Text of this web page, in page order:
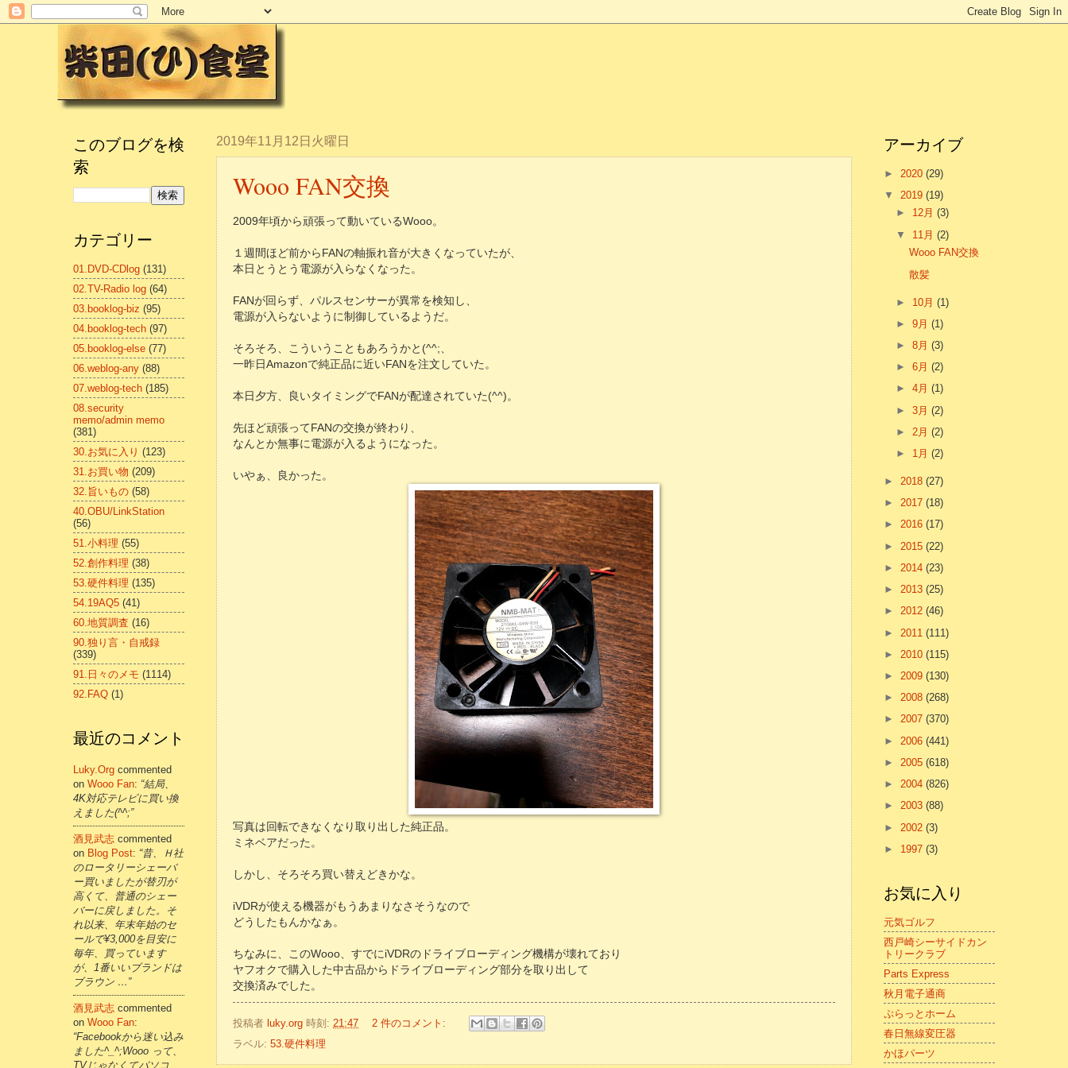
2019年11月12日火曜日
Wooo FAN交換
2009年頃から頑張って動いているWooo。
１週間ほど前からFANの軸振れ音が大きくなっていたが、
本日とうとう電源が入らなくなった。
FANが回らず、パルスセンサーが異常を検知し、
電源が入らないように制御しているようだ。
そろそろ、こういうこともあろうかと(^^;、
一昨日Amazonで純正品に近いFANを注文していた。
本日夕方、良いタイミングでFANが配達されていた(^^)。
先ほど頑張ってFANの交換が終わり、
なんとか無事に電源が入るようになった。
いやぁ、良かった。
写真は回転できなくなり取り出した純正品。
ミネベアだった。
しかし、そろそろ買い替えどきかな。
iVDRが使える機器がもうあまりなさそうなので
どうしたもんかなぁ。
ちなみに、このWooo、すでにiVDRのドライブローディング機構が壊れており
ヤフオクで購入した中古品からドライブローディング部分を取り出して
交換済みでした。
投稿者 luky.org 時刻: 21:47
2 件のコメント:
ラベル: 53.硬件料理
このブログを検
索
カテゴリー
01.DVD-CDlog (131)
02.TV-Radio log (64)
03.booklog-biz (95)
04.booklog-tech (97)
05.booklog-else (77)
06.weblog-any (88)
07.weblog-tech (185)
08.security
memo/admin memo
(381)
30.お気に入り (123)
31.お買い物 (209)
32.旨いもの (58)
40.OBU/LinkStation
(56)
51.小料理 (55)
52.創作料理 (38)
53.硬件料理 (135)
54.19AQ5 (41)
60.地質調査 (16)
90.独り言・自戒録
(339)
91.日々のメモ (1114)
92.FAQ (1)
最近のコメント
Luky.org commented
on Wooo Fan: “結局、
4K対応テレビに買い換
えました(^^;”
酒見武志 commented
on Blog Post: “昔、Ｈ社
のロータリーシェーバ
ー買いましたが替刃が
高くて、普通のシェー
バーに戻しました。そ
れ以来、年末年始のセ
ールで¥3,000を目安に
毎年、買っています
が、1番いいブランドは
ブラウン …”
酒見武志 commented
on Wooo Fan:
“Facebookから迷い込み
ました^_^;Wooo って、
TVじゃなくてパソコ
アーカイブ
► 2020 (29)
▼ 2019 (19)
► 12月(3)
▼ 11月(2)
Wooo FAN交換
散髪
► 10月(1)
►9月(1)
►8月(3)
►6月(2)
►4月(1)
►3月(2)
► 2月(2)
► 1月(2)
► 2018 (27)
► 2017 (18)
► 2016 (17)
► 2015 (22)
► 2014 (23)
► 2013 (25)
► 2012 (46)
► 2011 (111)
► 2010 (115)
► 2009 (130)
► 2008 (268)
► 2007 (370)
► 2006 (441)
► 2005 (618)
► 2004 (826)
► 2003 (88)
► 2002 (3)
► 1997 (3)
お気に入り
元気ゴルフ
西戸崎シーサイドカン
トリークラブ
Parts Express
秋月電子通商
ぷらっとホーム
春日無線変圧器
かほパーツ